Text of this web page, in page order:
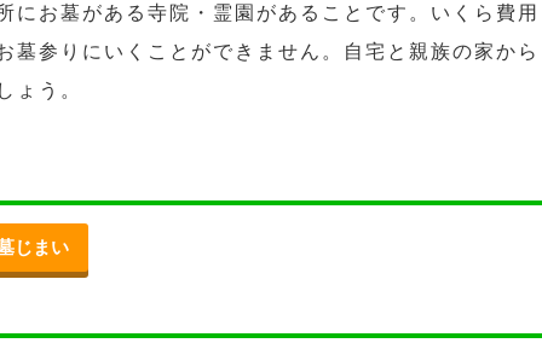
にお墓がある寺院・霊園があることです。いくら費用
墓参りにいくことができません。自宅と親族の家から
ょう。
じまい